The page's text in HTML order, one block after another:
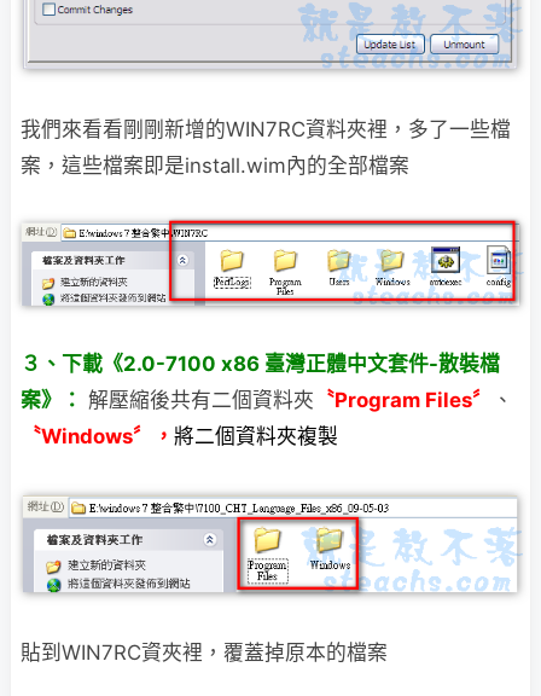
我們來看看剛剛新增的WIN7RC資料夾裡，多了一些檔
案，這些檔案即是install.wim內的全部檔案
３、下載《2.0-7100 x86 臺灣正體中文套件-散裝檔
案》： 解壓縮後共有二個資料夾 〝Program Files〞
、
〝Windows〞， 將二個資料夾複製
貼到WIN7RC資夾裡，覆蓋掉原本的檔案